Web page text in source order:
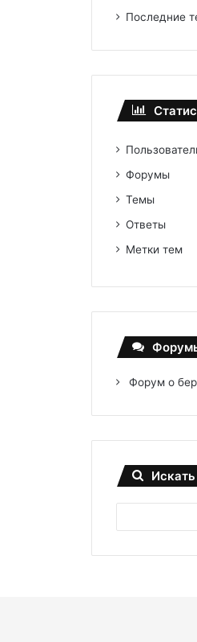
Последние
Форумы
Темы
Ответы
Метки тем
Форум о